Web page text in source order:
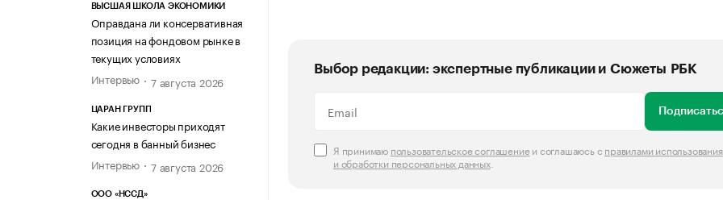
ВЫСШАЯ ШКОЛА ЭКОНОМИКИ
Оправдана ли консервативная
позиция на фондовом рынке в
текущих условиях
Интервью
7 августа 2026
ЦАРАН ГРУПП
Какие инвесторы приходят
сегодня в банный бизнес
Интервью
7 августа 2026
ООО «НССД»
Выбор редакции: экспертные публикации и Сюжеты РБК
Я принимаю пользовательское соглашениеи соглашаюсь с правилами использования
и обработки персональных данных.